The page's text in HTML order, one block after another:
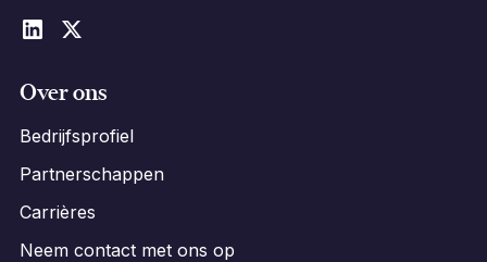
Over ons
Bedrijfsprofiel
Partnerschappen
Carrières
Neem contact met ons op